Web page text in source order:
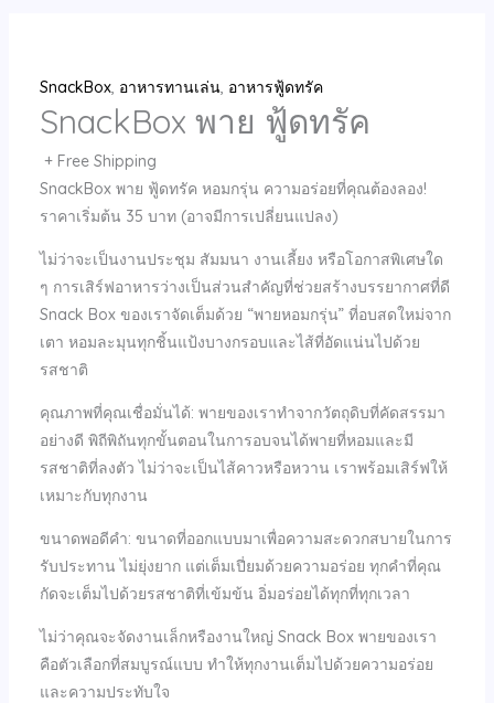
SnackBox, อาหารทานเล่น, อาหารฟู้ดทรัค
SnackBox พาย ฟู้ดทรัค
+ Free Shipping
SnackBox พาย ฟู้ดทรัค หอมกรุ่น ความอร่อยที่คุณต้องลอง!
ราคาเริ่มต้น 35 บาท (อาจมีการเปลี่ยนแปลง)
ไม่ว่าจะเป็นงานประชุม สัมมนา งานเลี้ยง หรือโอกาสพิเศษใด
ๆ การเสิร์ฟอาหารว่างเป็นส่วนสำคัญที่ช่วยสร้างบรรยากาศที่ดี
Snack Box ของเราจัดเต็มด้วย “พายหอมกรุ่น” ที่อบสดใหม่จาก
เตา หอมละมุนทุกชิ้นแป้งบางกรอบและไส้ที่อัดแน่นไปด้วย
รสชาติ
คุณภาพที่คุณเชื่อมั่นได้: พายของเราทำจากวัตถุดิบที่คัดสรรมา
อย่างดี พิถีพิถันทุกขั้นตอนในการอบจนได้พายที่หอมและมี
รสชาติที่ลงตัว ไม่ว่าจะเป็นไส้คาวหรือหวาน เราพร้อมเสิร์ฟให้
เหมาะกับทุกงาน
ขนาดพอดีคำ: ขนาดที่ออกแบบมาเพื่อความสะดวกสบายในการ
รับประทาน ไม่ยุ่งยาก แต่เต็มเปี่ยมด้วยความอร่อย ทุกคำที่คุณ
กัดจะเต็มไปด้วยรสชาติที่เข้มข้น อิ่มอร่อยได้ทุกที่ทุกเวลา
ไม่ว่าคุณจะจัดงานเล็กหรืองานใหญ่ Snack Box พายของเรา
คือตัวเลือกที่สมบูรณ์แบบ ทำให้ทุกงานเต็มไปด้วยความอร่อย
และความประทับใจ